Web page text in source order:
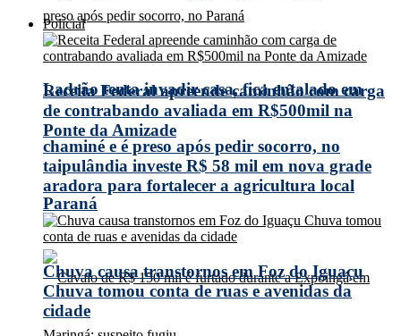
Ladrão tenta invadir casa, fica entalado em
chaminé e é preso após pedir socorro, no
Paraná
Policial
Receita Federal apreende caminhão com carga
de contrabando avaliada em R$500mil na
Ponte da Amizade
taipulândia investe R$ 58 mil em nova grade
aradora para fortalecer a agricultura local
Chuva causa transtornos em Foz do Iguaçu
Chuva tomou conta de ruas e avenidas da
cidade